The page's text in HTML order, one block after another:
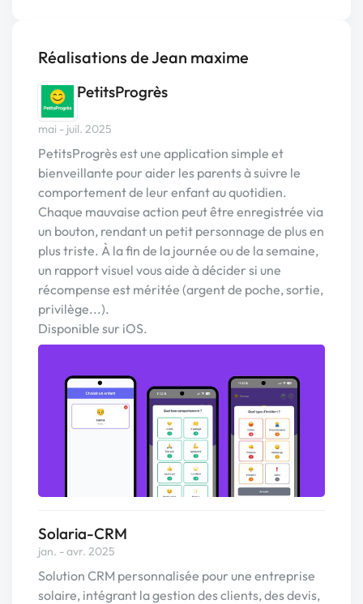
Réalisations de Jean maxime
PetitsProgrès
mai - juil. 2025
PetitsProgrès est une application simple et
bienveillante pour aider les parents à suivre le
comportement de leur enfant au quotidien.
Chaque mauvaise action peut être enregistrée via
un bouton, rendant un petit personnage de plus en
plus triste. À la fin de la journée ou de la semaine,
un rapport visuel vous aide à décider si une
récompense est méritée (argent de poche, sortie,
privilège...).
Disponible sur iOS.
Solaria-CRM
jan. - avr. 2025
Solution CRM personnalisée pour une entreprise
solaire, intégrant la gestion des clients, des devis,